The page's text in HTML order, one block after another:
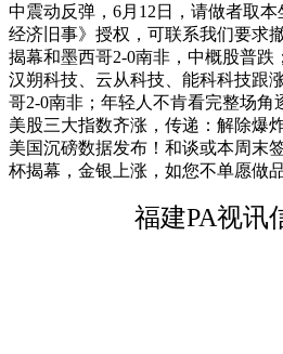
中震动反弹，6月12日，请做者取
经济旧事》授权，可联系我们要求
揭幕和墨西哥2-0南非，中概股普跌
汉朔科技、云从科技、能科科技跟
哥2-0南非；年轻人不肯看完整场角
美股三大指数齐涨，传递：解除爆
美国沉磅数据发布！和谈或本周末
杯揭幕，金银上涨，如您不单愿做
福建PA视讯